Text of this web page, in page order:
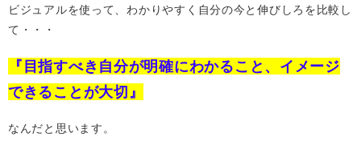
ビジュアルを使って、わかりやすく自分の今と伸びしろを比較し
て・・・
『目指すべき自分が明確にわかること、イメージ
できることが大切』
なんだと思います。